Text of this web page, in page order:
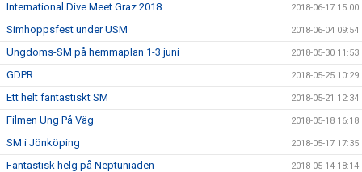
International Dive Meet Graz 2018 2018-06-17 15:00
Simhoppsfest under USM 2018-06-04 09:54
Ungdoms-SM på hemmaplan 1-3 juni 2018-05-30 11:53
GDPR 2018-05-25 10:29
Ett helt fantastiskt SM 2018-05-21 12:34
Filmen Ung På Väg 2018-05-18 16:18
SM i Jönköping 2018-05-17 17:35
Fantastisk helg på Neptuniaden 2018-05-14 18:14